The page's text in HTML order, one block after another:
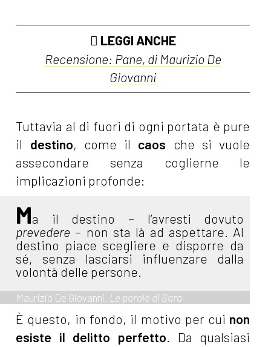
LEGGI ANCHE
Recensione: Pane, di Maurizio De
Giovanni
Tuttavia al di fuori di ogni portata è pure
il destino, come il caos che si vuole
assecondare senza coglierne le
implicazioni profonde:
Ma il destino – l’avresti dovuto
prevedere – non sta là ad aspettare. Al
destino piace scegliere e disporre da
sé, senza lasciarsi influenzare dalla
volontà delle persone.
Maurizio De Giovanni, Le parole di Sara
È questo, in fondo, il motivo per cui non
esiste il delitto perfetto. Da qualsiasi